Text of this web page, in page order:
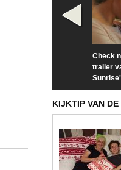
Check
trailer
Sunrise'
KIJKTIP VAN DE